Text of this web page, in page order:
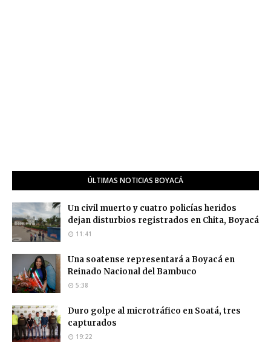
ÚLTIMAS NOTICIAS BOYACÁ
Un civil muerto y cuatro policías heridos
dejan disturbios registrados en Chita, Boyacá
11:41
Una soatense representará a Boyacá en
Reinado Nacional del Bambuco
5:38
Duro golpe al microtráfico en Soatá, tres
capturados
19:22